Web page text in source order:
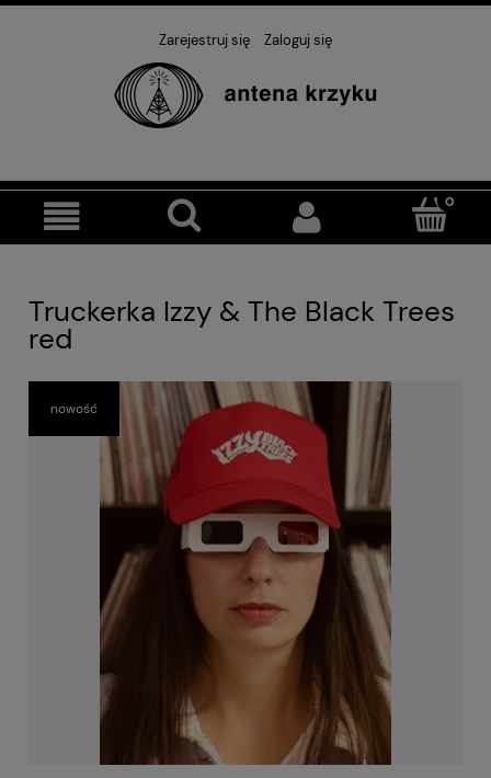
Zarejestruj się Zaloguj się
Truckerka Izzy & The Black Trees
red
nowość